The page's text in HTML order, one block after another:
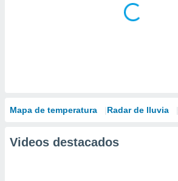
Mapa de temperatura Radar de lluvia
Videos destacados